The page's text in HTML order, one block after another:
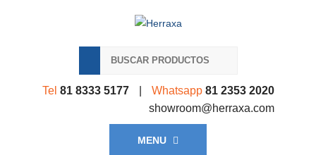
Tel 81 8333 5177 Whatsapp 81 2353 2020
showroom@herraxa.com
MENU